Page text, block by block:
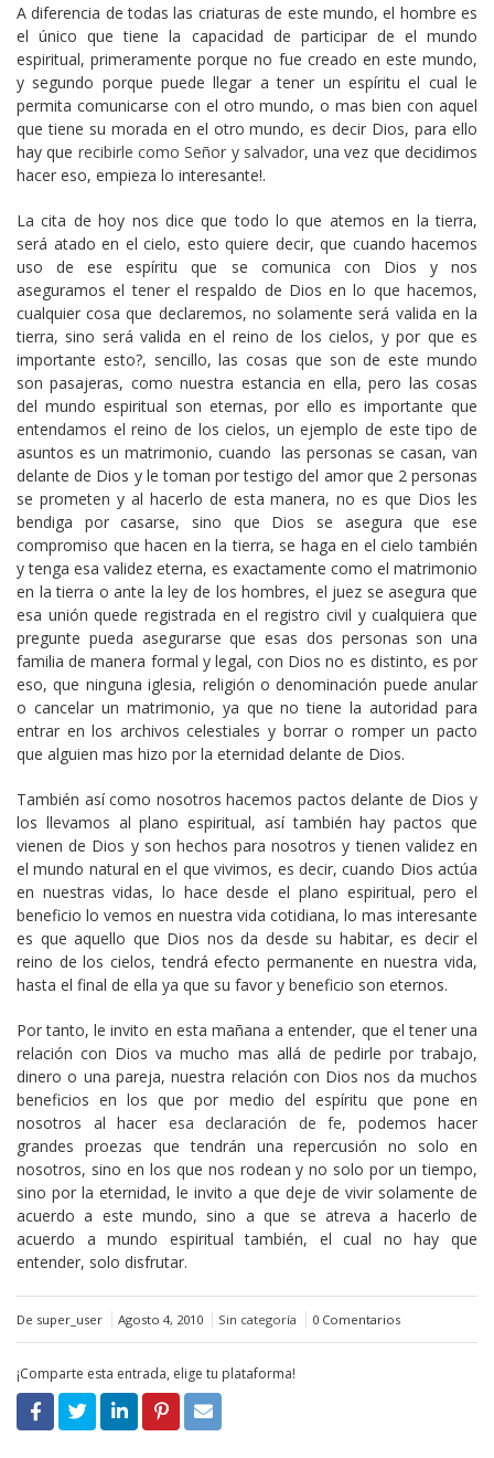
A diferencia de todas las criaturas de este mundo, el hombre es
el único que tiene la capacidad de participar de el mundo
espiritual, primeramente porque no fue creado en este mundo,
y segundo porque puede llegar a tener un espíritu el cual le
permita comunicarse con el otro mundo, o mas bien con aquel
que tiene su morada en el otro mundo, es decir Dios, para ello
hay que recibirle como Señor y salvador, una vez que decidimos
hacer eso, empieza lo interesante!.
La cita de hoy nos dice que todo lo que atemos en la tierra,
será atado en el cielo, esto quiere decir, que cuando hacemos
uso de ese espíritu que se comunica con Dios y nos
aseguramos el tener el respaldo de Dios en lo que hacemos,
cualquier cosa que declaremos, no solamente será valida en la
tierra, sino será valida en el reino de los cielos, y por que es
importante esto?, sencillo, las cosas que son de este mundo
son pasajeras, como nuestra estancia en ella, pero las cosas
del mundo espiritual son eternas, por ello es importante que
entendamos el reino de los cielos, un ejemplo de este tipo de
asuntos es un matrimonio, cuando las personas se casan, van
delante de Dios y le toman por testigo del amor que 2 personas
se prometen y al hacerlo de esta manera, no es que Dios les
bendiga por casarse, sino que Dios se asegura que ese
compromiso que hacen en la tierra, se haga en el cielo también
y tenga esa validez eterna, es exactamente como el matrimonio
en la tierra o ante la ley de los hombres, el juez se asegura que
esa unión quede registrada en el registro civil y cualquiera que
pregunte pueda asegurarse que esas dos personas son una
familia de manera formal y legal, con Dios no es distinto, es por
eso, que ninguna iglesia, religión o denominación puede anular
o cancelar un matrimonio, ya que no tiene la autoridad para
entrar en los archivos celestiales y borrar o romper un pacto
que alguien mas hizo por la eternidad delante de Dios.
También así como nosotros hacemos pactos delante de Dios y
los llevamos al plano espiritual, así también hay pactos que
vienen de Dios y son hechos para nosotros y tienen validez en
el mundo natural en el que vivimos, es decir, cuando Dios actúa
en nuestras vidas, lo hace desde el plano espiritual, pero el
beneficio lo vemos en nuestra vida cotidiana, lo mas interesante
es que aquello que Dios nos da desde su habitar, es decir el
reino de los cielos, tendrá efecto permanente en nuestra vida,
hasta el final de ella ya que su favor y beneficio son eternos.
Por tanto, le invito en esta mañana a entender, que el tener una
relación con Dios va mucho mas allá de pedirle por trabajo,
dinero o una pareja, nuestra relación con Dios nos da muchos
beneficios en los que por medio del espíritu que pone en
nosotros al hacer esa declaración de fe, podemos hacer
grandes proezas que tendrán una repercusión no solo en
nosotros, sino en los que nos rodean y no solo por un tiempo,
sino por la eternidad, le invito a que deje de vivir solamente de
acuerdo a este mundo, sino a que se atreva a hacerlo de
acuerdo a mundo espiritual también, el cual no hay que
entender, solo disfrutar.
De super_user Agosto 4, 2010 Sin categoría 0 Comentarios
¡Comparte esta entrada, elige tu plataforma!